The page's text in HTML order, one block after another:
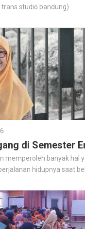
studio bandung)
di Semester
memperoleh banyak hal
hidupnya saat